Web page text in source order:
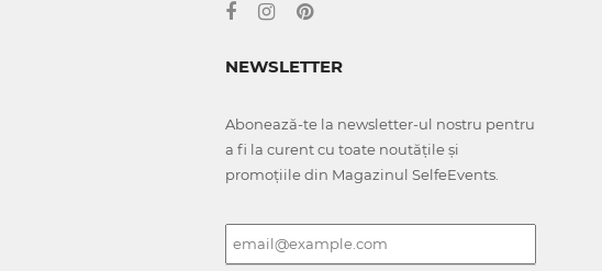
NEWSLETTER
Abonează-te la newsletter-ul nostru pentru
a fi la curent cu toate noutățile și
promoțiile din Magazinul SelfeEvents.